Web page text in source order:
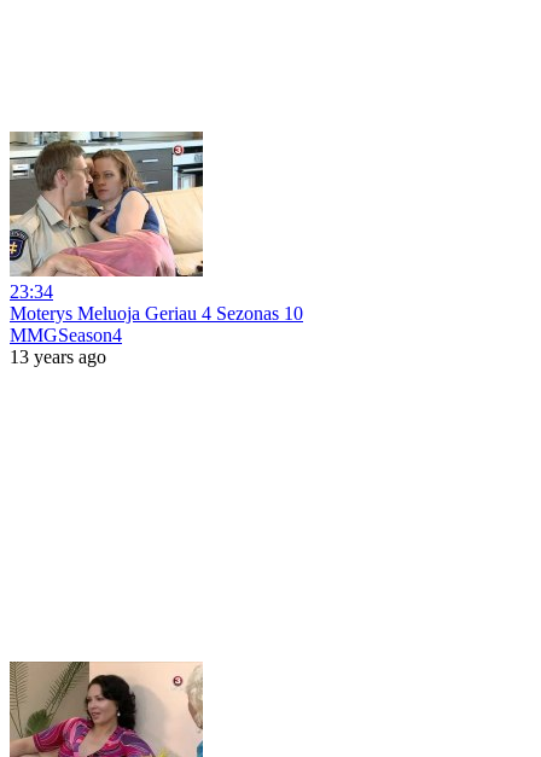
23:34
Moterys Meluoja Geriau 4 Sezonas 10
MMGSeason4
13 years ago